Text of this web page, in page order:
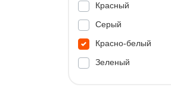
Красный
Серый
Красно-белый
Зеленый